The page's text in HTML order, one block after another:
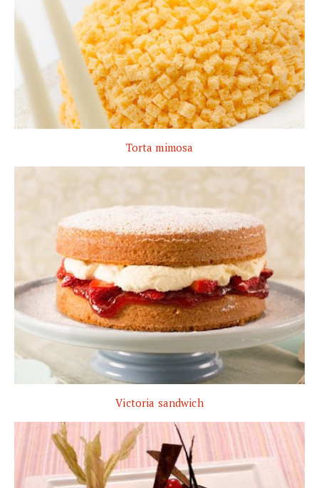
Torta mimosa
Victoria sandwich